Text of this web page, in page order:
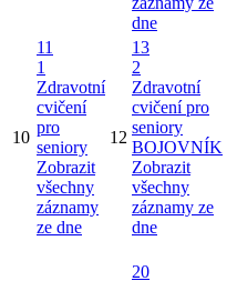
dne
10
11
1
Zdravotní
cvičení
pro
seniory
Zobrazit
všechny
záznamy
ze dne
12
13
2
Zdravotní
cvičení pro
seniory
BOJOVNÍK
Zobrazit
všechny
záznamy ze
dne
20